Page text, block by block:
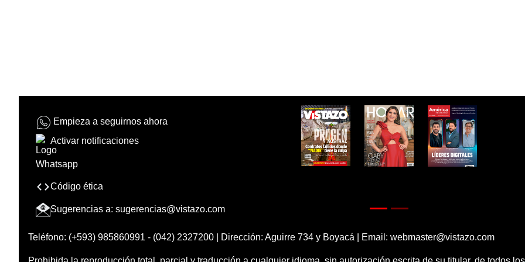
Empieza a seguirnos ahora
Activar notificaciones
Código ética
Sugerencias a: sugerencias@vistazo.com
Teléfono: (+593) 985860991 - (042) 2327200 | Dirección: Aguirre 734 y Boyacá | Email: webmaster@vistazo.com